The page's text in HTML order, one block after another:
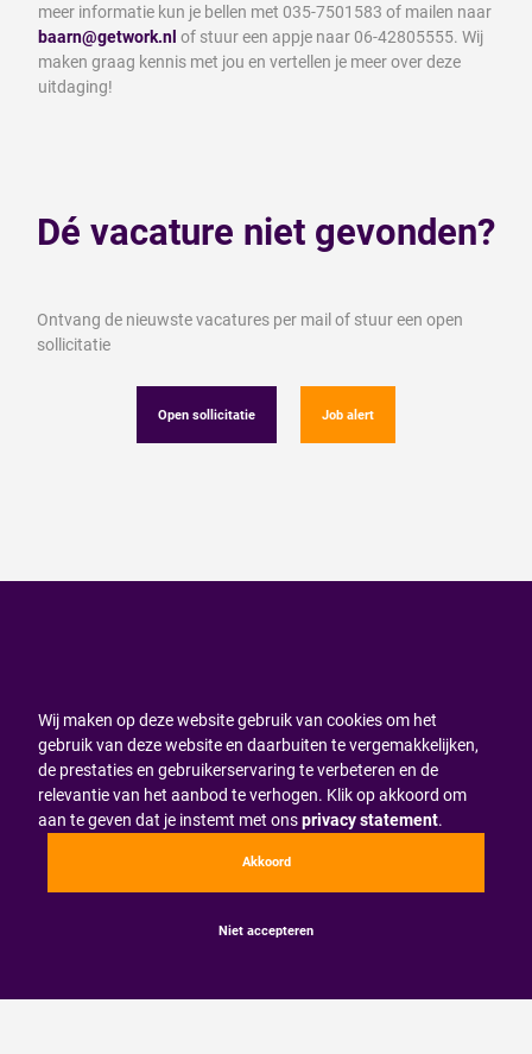
meer informatie kun je bellen met 035-7501583 of mailen naar
baarn@getwork.nl of stuur een appje naar 06-42805555. Wij
maken graag kennis met jou en vertellen je meer over deze
uitdaging!
Dé vacature niet gevonden?
Ontvang de nieuwste vacatures per mail of stuur een open
sollicitatie
Open sollicitatie Job alert
Wij maken op deze website gebruik van cookies om het
gebruik van deze website en daarbuiten te vergemakkelijken,
de prestaties en gebruikerservaring te verbeteren en de
relevantie van het aanbod te verhogen. Klik op akkoord om
aan te geven dat je instemt met onsprivacy statement.
Akkoord
Niet accepteren